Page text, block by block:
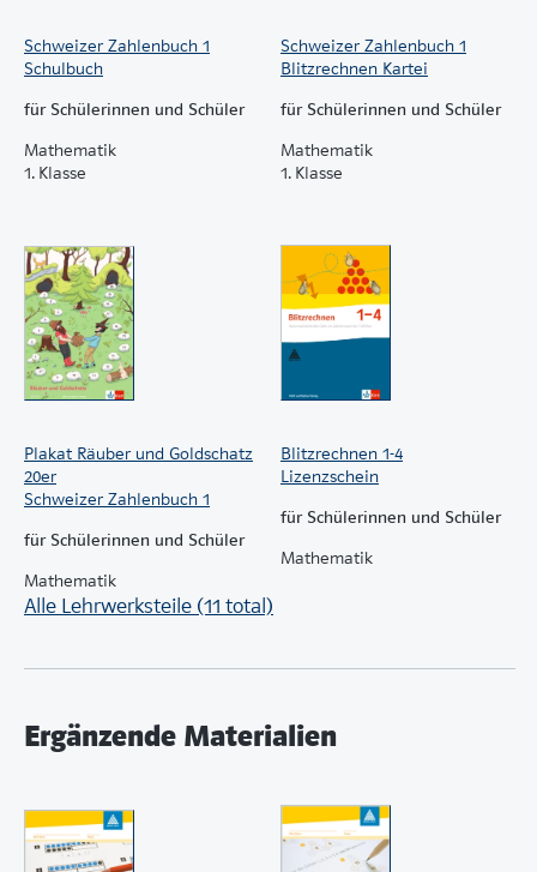
Wendekarten
Zwanzigerreihe
Fünferstreifen
Abdeckstreifen
Grüne Kärtchen
Schweizer Zahlenbuch 1
Schulbuch
für Schülerinnen und Schüler
Mathematik
1. Klasse
Schweizer Zahlenbuch 1
Blitzrechnen Kartei
für Schülerinnen und Schüler
Mathematik
1. Klasse
Plakat Räuber und Goldschatz
20er
Schweizer Zahlenbuch 1
für Schülerinnen und Schüler
Mathematik
Blitzrechnen 1-4
Lizenzschein
für Schülerinnen und Schüler
Mathematik
Alle Lehrwerksteile (11 total)
Ergänzende Materialien